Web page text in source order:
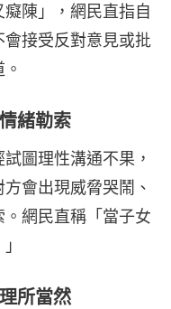
陳」，網民直指自
接受反對意見或批
緒勒索
圖理性溝通不果，
會出現威脅哭鬧、
網民直稱「當子女
所當然